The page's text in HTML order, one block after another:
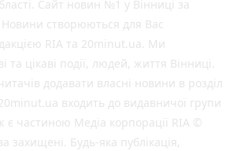
Сайт новин №1 у Вінниці за
Новини створюються для Вас
RIA та 20minut.ua. Ми
та цікаві події, людей, життя Вінниці.
додавати власні новини в розділ
входить до видавничої групи
є частиною Медіа корпорації RIA ©
захищені. Будь-яка публiкацiя,